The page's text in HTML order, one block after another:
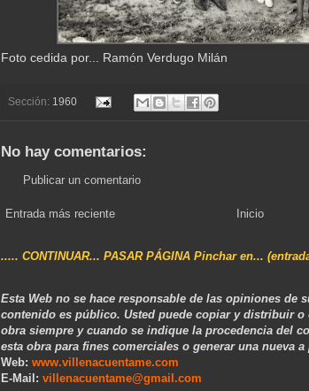
Foto cedida por... Ramón Verdugo Milán
Sección: 1960
No hay comentarios:
Publicar un comentario
Entrada más reciente Inicio
..... CONTINUAR... PASAR PÁGINA Pinchar en...
Esta Web no se hace responsable de las opiniones de
contenido es público. Usted puede copiar y distribuir o
obra siempre y cuando se indique la procedencia del
esta obra para fines comerciales o generar una nueva a
Web: www.villenacuentame.com
E-Mail: villenacuentame@gmail.com